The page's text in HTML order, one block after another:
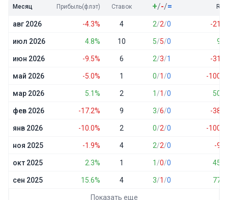
Месяц Прибыль(флэт) Ставок +/-/= ROI
авг 2026 -4.3% 4 2/2/0 -21.3
июл 2026 4.8% 10 5/5/0 9.6
июн 2026 -9.5% 6 2/3/1 -31.7
май 2026 -5.0% 1 0/1 /0 -100.0
мар 2026 5.1% 2 1 /1 /0 50.5
фев 2026 -17.2% 9 3/6/0 -38.1
янв 2026 -10.0% 2 0/2/0 -100.0
ноя 2025 -1.9% 4 2/2/0 -9.5
окт 2025 2.3% 1 1 /0/0 45.0
сен 2025 15.6% 4 3/1 /0 77.8
Показать еще